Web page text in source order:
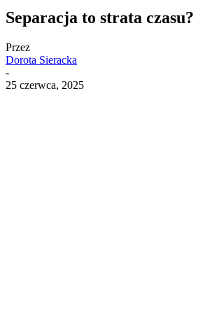
Separacja to strata czasu?
Przez
Dorota Sieracka
-
25 czerwca, 2025